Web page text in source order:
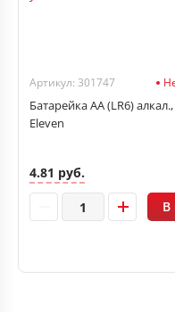
Артикул: 301747
Батарейка АА (LR6)
Eleven
4.81 руб.
В